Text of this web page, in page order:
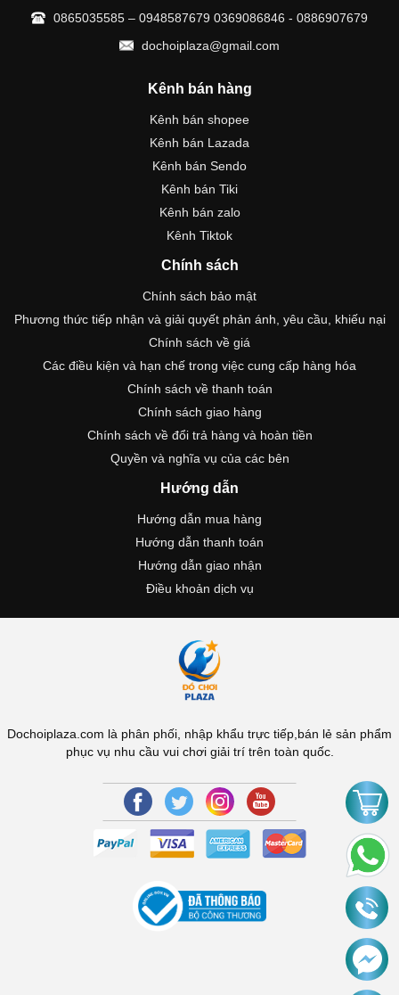
0865035585 – 0948587679 0369086846 - 0886907679
dochoiplaza@gmail.com
Kênh bán hàng
Kênh bán shopee
Kênh bán Lazada
Kênh bán Sendo
Kênh bán Tiki
Kênh bán zalo
Kênh Tiktok
Chính sách
Chính sách bảo mật
Phương thức tiếp nhận và giải quyết phản ánh, yêu cầu, khiếu nại
Chính sách về giá
Các điều kiện và hạn chế trong việc cung cấp hàng hóa
Chính sách về thanh toán
Chính sách giao hàng
Chính sách về đổi trả hàng và hoàn tiền
Quyền và nghĩa vụ của các bên
Hướng dẫn
Hướng dẫn mua hàng
Hướng dẫn thanh toán
Hướng dẫn giao nhận
Điều khoản dịch vụ
Dochoiplaza.com là phân phối, nhập khẩu trực tiếp,bán lẻ sản phẩm
phục vụ nhu cầu vui chơi giải trí trên toàn quốc.